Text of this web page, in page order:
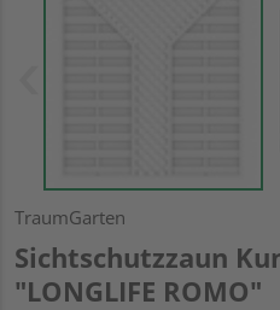
TraumGarten
Sichtschutzzaun
"LONGLIFE ROMO"